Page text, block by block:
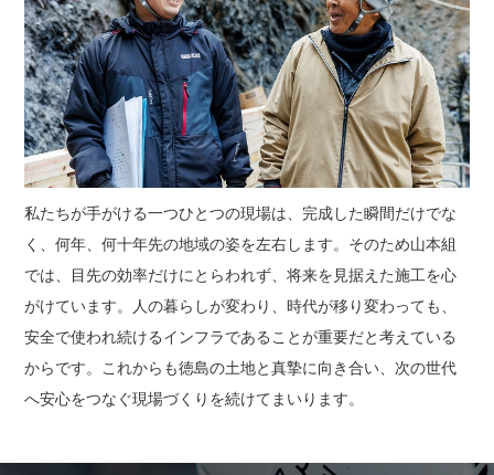
私たちが手がける一つひとつの現場は、完成した瞬間だけでな
く、何年、何十年先の地域の姿を左右します。そのため山本組
では、目先の効率だけにとらわれず、将来を見据えた施工を心
がけています。人の暮らしが変わり、時代が移り変わっても、
安全で使われ続けるインフラであることが重要だと考えている
からです。これからも徳島の土地と真摯に向き合い、次の世代
へ安心をつなぐ現場づくりを続けてまいります。